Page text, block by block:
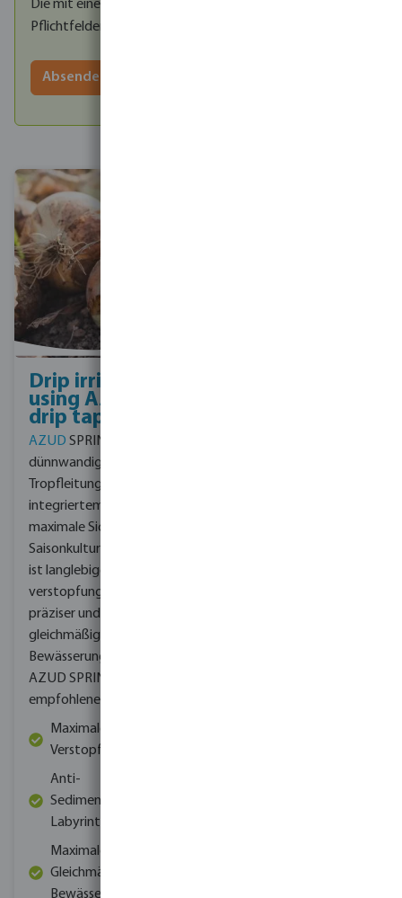
Die mit einem Stern (*) markierten Felder sind
Pflichtfelder.
Absenden
Drip irrigation
using AZUD
drip tape
AZUD SPRINT ist eine
dünnwandige
Tropfleitung mit
integriertem Tropfer, die
maximale Sicherheit für
Saisonkulturen bietet.
ist langlebiger,
verstopfungssicherer,
präziser und
gleichmäßiger beim
Bewässerungsprozess.
AZUD SPRINT ist unsere
empfohlene Wahl.
Maximaler Schutz vor
Verstopfung
Anti-
Sedimentations-
Labyrinth
Maximale
Gleichmäßigkeit der
Bewässerung